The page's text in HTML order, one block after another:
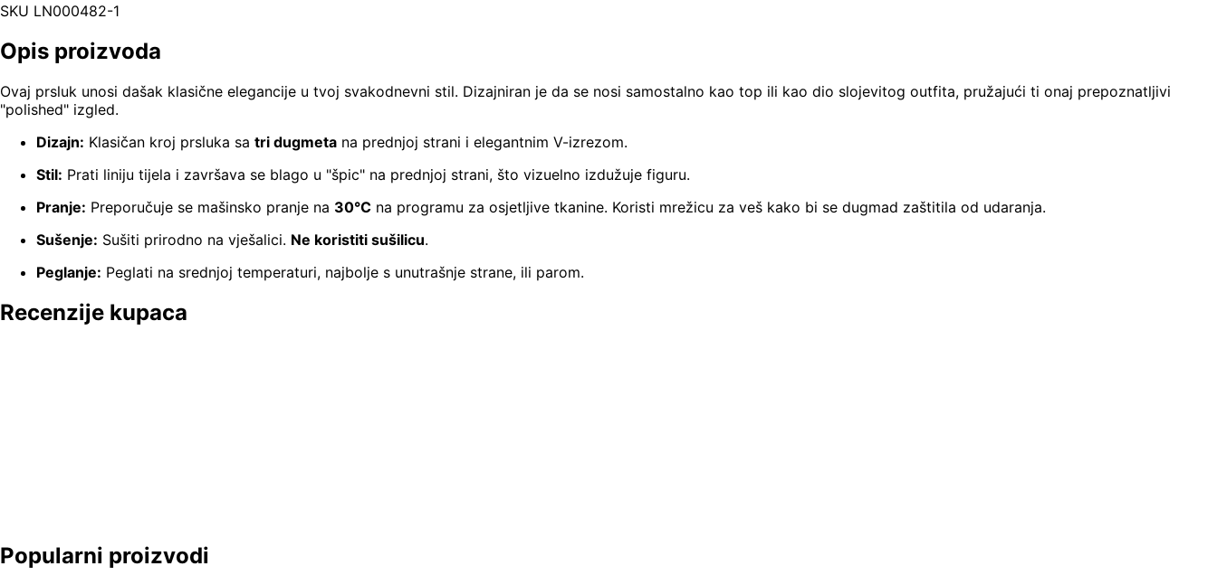
SKU LN000482-1
Opis proizvoda
Ovaj prsluk unosi dašak klasične elegancije u tvoj svakodnevni stil. Dizajniran je da se nosi samostalno kao top ili kao dio slojevitog outfita, pružajući ti onaj prepoznatljivi
"polished" izgled.
Dizajn: Klasičan kroj prsluka sa tri dugmeta na prednjoj strani i elegantnim V-izrezom.
Stil: Prati liniju tijela i završava se blago u "špic" na prednjoj strani, što vizuelno izdužuje figuru.
Pranje: Preporučuje se mašinsko pranje na 30°C na programu za osjetljive tkanine. Koristi mrežicu za veš kako bi se dugmad zaštitila od udaranja.
Sušenje: Sušiti prirodno na vješalici. Ne koristiti sušilicu.
Peglanje: Peglati na srednjoj temperaturi, najbolje s unutrašnje strane, ili parom.
Recenzije kupaca
Popularni proizvodi